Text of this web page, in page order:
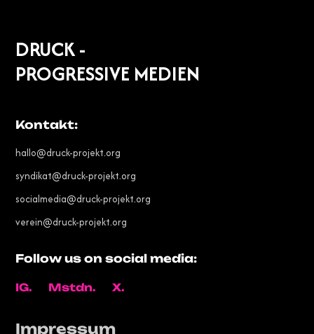
DRUCK -
PROGRESSIVE MEDIEN
Kontakt:
hallo@druck-projekt.org
syndikat@druck-projekt.org
socialmedia@druck-projekt.org
verein@druck-projekt.org
Follow us on social media:
IG. Mstdn. X.
Impressum